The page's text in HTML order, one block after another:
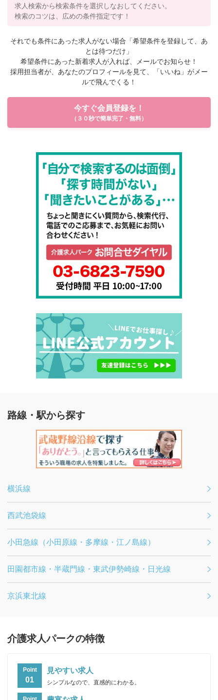
求人検索から検索条件を選択しなおしてください。
検索のコツは、広めの条件指定です！
それでも条件にあった求人がない場合「希望条件を登録して、あ
とは待つだけ」
希望条件にあった新着求人が入れば、メールでお知らせ！
採用担当者が、あなたのプロフィールを見て、「いいね」がメー
ルで飛んでくる！
今すぐ会員登録を！
（３０秒で簡単完了・無料）
路線・駅から探す
横浜線
西武池袋線
小田急線（小田原線・多摩線・江ノ島線）
田園都市線・半蔵門線・東武伊勢崎線・日光線
京浜東北線
介護求人パークの特徴
Point
01
見やすい求人
シンプルなので、直感的にわかる。